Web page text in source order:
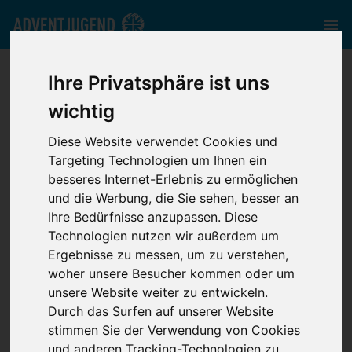
Ihre Privatsphäre ist uns
wichtig
Diese Website verwendet Cookies und
Targeting Technologien um Ihnen ein
besseres Internet-Erlebnis zu ermöglichen
und die Werbung, die Sie sehen, besser an
Ihre Bedürfnisse anzupassen. Diese
Technologien nutzen wir außerdem um
Ergebnisse zu messen, um zu verstehen,
woher unsere Besucher kommen oder um
unsere Website weiter zu entwickeln.
Durch das Surfen auf unserer Website
stimmen Sie der Verwendung von Cookies
und anderen Tracking-Technologien zu.
Sternenwiese
Kapitel 4 Die Sternenwiese
Video Player is loading.
Play Video
Current Time 0:00
Duration
0%